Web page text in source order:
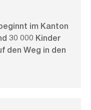
im Kanton
30 000 Kinder
den Weg in den